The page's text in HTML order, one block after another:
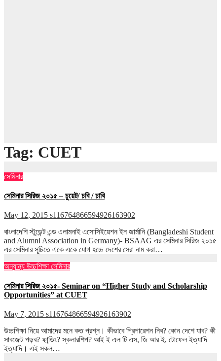
Tag: CUET
সেমিনার
সেমিনার সিরিজ ২০১৫ – চুয়েট/ চবি / ঢাবি
May 12, 2015 s116764866594926163902
বাংলাদেশি স্টুডেন্ট এন্ড এলামনাই এসোসিইয়েশন ইন জার্মানি (Bangladeshi Student
and Alumni Association in Germany)- BSAAG এর সেমিনার সিরিজ ২০১৫
এর সেমিনার সূচিতে একে একে যোগ হচ্চে দেশের সেরা নাম করা…
অন্যান্য উচ্চশিক্ষা সেমিনার
সেমিনার সিরিজ ২০১৫- Seminar on “Higher Study and Scholarship
Opportunities” at CUET
May 7, 2015 s116764866594926163902
উচ্চশিক্ষা নিয়ে আমাদের মনে কত প্রশ্ন। কীভাবে প্রিপারেশন নিব? কোন দেশে যাব? কী
সাবজেক্ট পড়ব? ফান্ডিং? স্কলারশিপ? আই ই এল টি এস, জি আর ই, টোফেল ইত্যাদি
ইত্যাদি। এই সকল…